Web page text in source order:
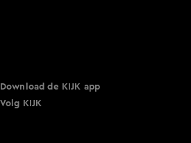
Download de KIJK app
Volg KIJK